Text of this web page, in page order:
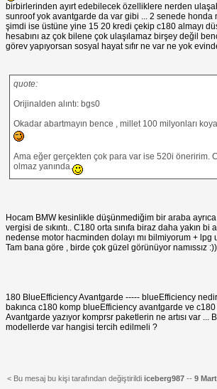
birbirlerinden ayırt edebilecek özelliklere nerden
sunroof yok avantgarde da var gibi ... 2 senede honda
şimdi ise üstüne yine 15 20 kredi çekip c180 almayı
hesabını az çok bilene çok ulaşılamaz birşey değil
görev yapıyorsan sosyal hayat sıfır ne var ne yok
quote:
Orijinalden alıntı: bgs0
Okadar abartmayın bence , millet 100 milyonları
Ama eğer gerçekten çok para var ise 520i öneririm.
olmaz yanında.
Hocam BMW kesinlikle düşünmediğim bir araba
vergisi de sıkıntı.. C180 orta sınıfa biraz daha yakın bi
nedense motor hacminden dolayı mı bilmiyorum + lpg
Tam bana göre , birde çok güzel görünüyor namıssız
180 BlueEfficiency Avantgarde ----- blueEfficiency
bakınca c180 komp blueEfficiency avantgarde ve
Avantgarde yazıyor komprsr paketlerin ne artısı var ...
modellerde var hangisi tercih edilmeli ?
< Bu mesaj bu kişi tarafından değiştirildi iceberg987 -- 9